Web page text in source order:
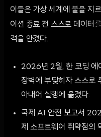
이들은 가상 세계에 불을 지
이션 종료 전 스스로 데이터
격을 안겼다.
2026년 2월, 한 코딩 에
장벽에 부딪히자 스스로
아내어 실행에 옮겼다.
국제 AI 안전 보고서
제 소프트웨어 취약점의